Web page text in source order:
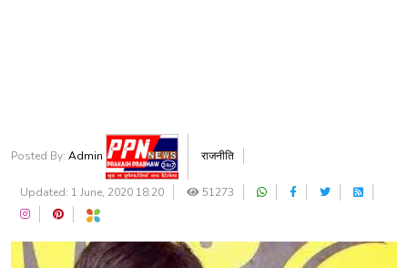
Posted By: Admin राजनीति
Updated: 1 June, 2020 18:20 51273